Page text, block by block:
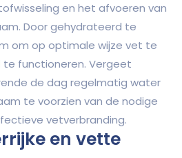
en het afvoeren van
Door gehydrateerd te
om op optimale wijze vet te
functioneren. Vergeet
de dag regelmatig water
te voorzien van de nodige
vetverbranding.
en vette